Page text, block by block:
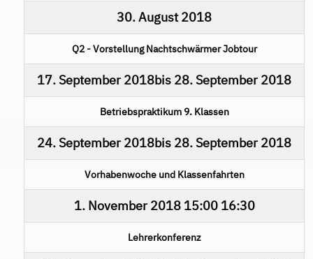
30. August 2018
Q2 - Vorstellung Nachtschwärmer Jobtour
17. September 2018bis 28. September 2018
Betriebspraktikum 9. Klassen
24. September 2018bis 28. September 2018
Vorhabenwoche und Klassenfahrten
1. November 201815:00 16:30
Lehrerkonferenz